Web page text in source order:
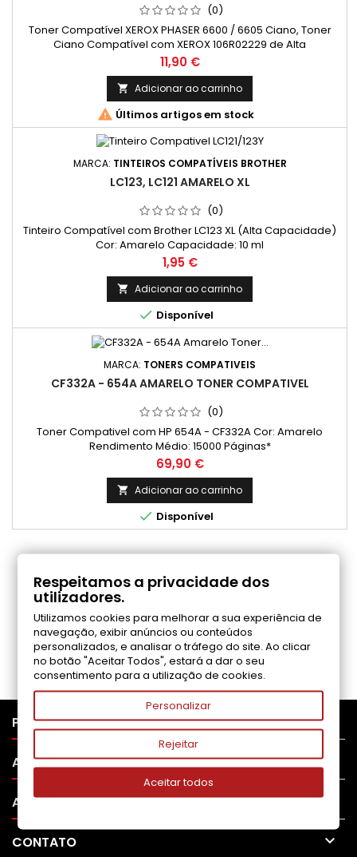
(0)
Toner Compatível XEROX PHASER 6600 / 6605 Ciano, Toner
Ciano Compatível com XEROX 106R02229 de Alta
Capacidade Compatível com: Phaser 6600, WorkCentre
6605
Preço
11,90 €
 Adicionar ao carrinho
 Últimos artigos em stock
MARCA: TINTEIROS COMPATÍVEIS BROTHER
LC123, LC121 AMARELO XL
(0)
Tinteiro Compatível com Brother LC123 XL (Alta Capacidade)
Cor: Amarelo Capacidade: 10 ml
Preço
1,95 €
 Adicionar ao carrinho
 Disponível
MARCA: TONERS COMPATIVEIS
CF332A - 654A AMARELO TONER COMPATIVEL
(0)
Toner Compativel com HP 654A - CF332A Cor: Amarelo
Rendimento Médio: 15000 Páginas*
Preço
69,90 €
 Adicionar ao carrinho
 Disponível
COMENTÁRIOS (0)
Seja o primeiro a fazer uma avaliação
PRODUTOS 
APOIO AO CLIENTE 
A SUA CONTA 
CONTATO 
Respeitamos a privacidade dos
utilizadores.
Utilizamos cookies para melhorar a sua experiência de
navegação, exibir anúncios ou conteúdos
personalizados, e analisar o tráfego do site. Ao clicar
no botão "Aceitar Todos", estará a dar o seu
consentimento para a utilização de cookies.
Personalizar
Rejeitar
Aceitar todos